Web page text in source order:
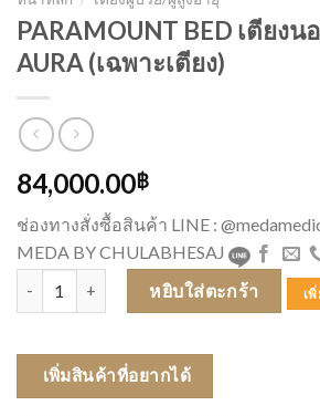
PARAMOUNT BED เตียง
AURA (เฉพาะเตียง)
84,000.00฿
ช่องทางสั่งซื้อสินค้า LINE :
MEDA BY CHULABHESAJ
จำนวน PARAMOUNT BED เตียงนอนไฟฟ้
หยิบใส่ตะกร้า เ
เพิ่มสินค้าที่อยากได้